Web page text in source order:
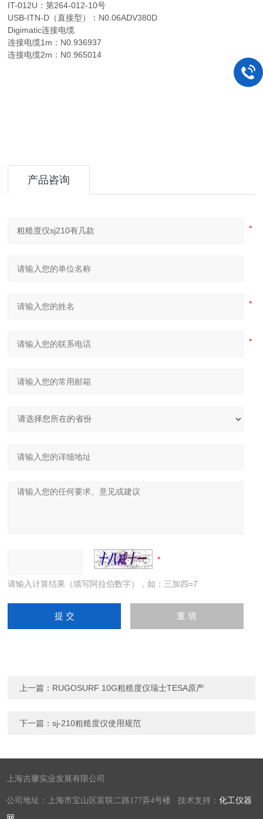
IT-012U：第264-012-10号
USB-ITN-D（直接型）：N0.06ADV380D
Digimatic连接电缆
连接电缆1m：N0.936937
连接电缆2m：N0.965014
产品咨询
请输入计算结果（填写阿拉伯数字），如：三加四=7
上一篇： RUGOSURF 10G粗糙度仪瑞士TESA原产
下一篇：sj-210粗糙度仪使用规范
上海吉馨实业发展有限公司
公司地址：上海市宝山区富联二路177弄4号楼 技术支持：化工仪器